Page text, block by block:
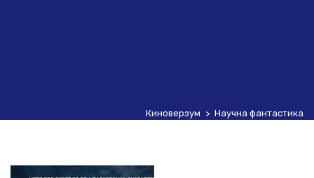
Киноверзум > Научна фантастика